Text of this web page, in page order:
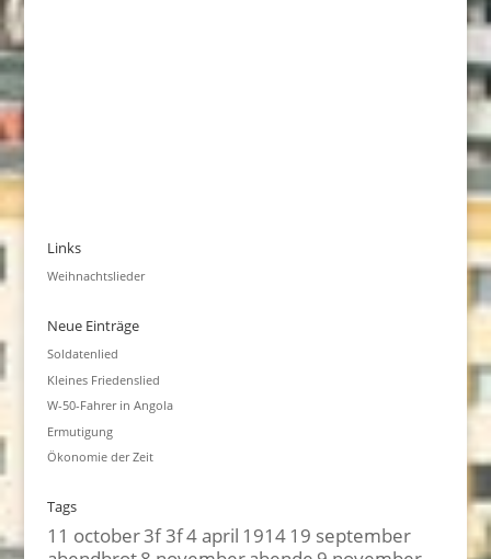
Links
Weihnachtslieder
Neue Einträge
Soldatenlied
Kleines Friedenslied
W-50-Fahrer in Angola
Ermutigung
Ökonomie der Zeit
Tags
11 october3f 3f4 april 191419 september